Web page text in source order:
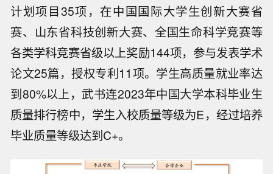
计划项目35项，在中国国际大学生创新大赛省
赛、山东省科技创新大赛、全国生命科学竞赛等
各类学科竞赛省级以上奖励144项，参与发表学术
论文25篇，授权专利11项。学生高质量就业率达
到80%以上，武书连2023年中国大学本科毕业生
质量排行榜中，学生入校质量等级为E，经过培养
毕业质量等级达到C+。